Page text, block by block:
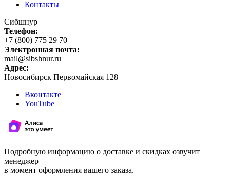
Контакты
Сибшнур
Телефон:
+7 (800) 775 29 70
Электронная почта:
mail@sibshnur.ru
Адрес:
Новосибирск Первомайская 128
Вконтакте
YouTube
Подробную информацию о доставке и скидках озвучит
менеджер
в момент оформления вашего заказа.